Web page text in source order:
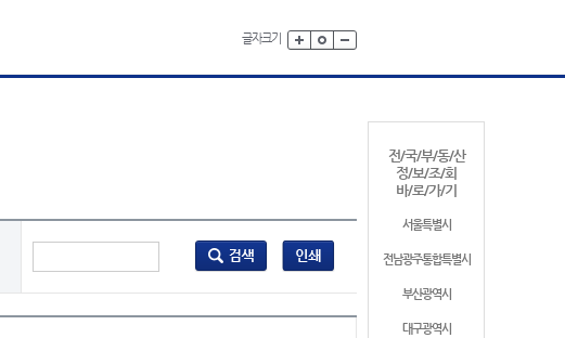
글자크기
전/국/부/동/산
정/보/조/회
바/로/가/기
서울특별시
전남광주통합특별시
부산광역시
대구광역시